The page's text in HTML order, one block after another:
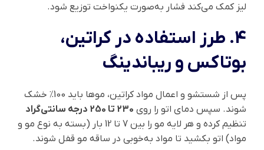
لیز کمک می‌کند فشار به‌صورت یکنواخت توزیع شود.
4. طرز استفاده در کراتین،
بوتاکس و ریباندینگ
پس از شستشو و اعمال مواد کراتین، موها باید 100٪ خشک
شوند. سپس دمای اتو را روی 230 تا 250 درجه سانتی‌گراد
تنظیم کرده و هر لایه مو را بین 7 تا 12 بار (بسته به نوع مو و
مواد) اتو بکشید تا مواد به‌خوبی در ساقه مو قفل شوند.